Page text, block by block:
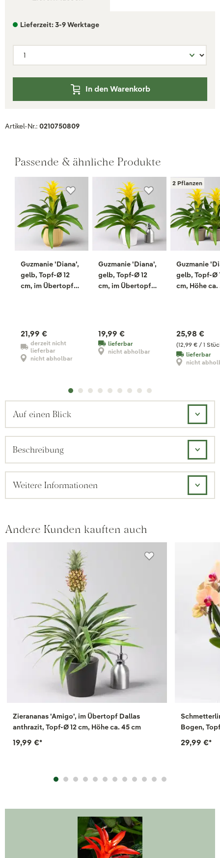
Lieferzeit: 3-9 Werktage
In den Warenkorb
Artikel-Nr.: 0210750809
Passende & ähnliche Produkte
Guzmanie 'Diana',
gelb, Topf-Ø 12
cm, im Übertopf
21,99 €
derzeit nicht
lieferbar
nicht abholbar
Guzmanie 'Diana',
gelb, Topf-Ø 12
cm, im Übertopf
19,99 €
lieferbar
nicht abholbar
2 Pflanzen
Guzmanie
gelb, Topf-Ø
cm, Höhe ca.
(12,99 € / 1
25,98 €
lieferbar
nicht
Auf einen Blick
Beschreibung
Weitere Informationen
Andere Kunden kauften auch
Zierananas 'Amigo', im Übertopf Dallas
anthrazit, Topf-Ø 12 cm, Höhe ca. 45 cm
19,99 €*
Bogen,
29,99 €*